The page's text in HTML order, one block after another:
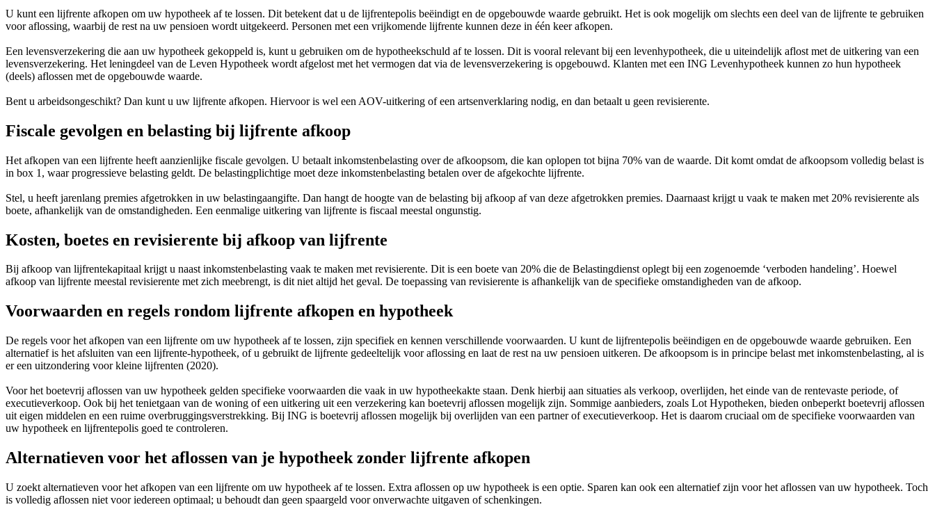
U kunt een lijfrente afkopen om uw hypotheek af te lossen. Dit betekent dat u de lijfrentepolis beëindigt en de opgebouwde waarde gebruikt. Het is ook mogelijk om slechts een deel van de lijfrente te gebruiken
voor aflossing, waarbij de rest na uw pensioen wordt uitgekeerd. Personen met een vrijkomende lijfrente kunnen deze in één keer afkopen.
Een levensverzekering die aan uw hypotheek gekoppeld is, kunt u gebruiken om de hypotheekschuld af te lossen. Dit is vooral relevant bij een levenhypotheek, die u uiteindelijk aflost met de uitkering van een
levensverzekering. Het leningdeel van de Leven Hypotheek wordt afgelost met het vermogen dat via de levensverzekering is opgebouwd. Klanten met een ING Levenhypotheek kunnen zo hun hypotheek
(deels) aflossen met de opgebouwde waarde.
Bent u arbeidsongeschikt? Dan kunt u uw lijfrente afkopen. Hiervoor is wel een AOV-uitkering of een artsenverklaring nodig, en dan betaalt u geen revisierente.
Fiscale gevolgen en belasting bij lijfrente afkoop
Het afkopen van een lijfrente heeft aanzienlijke fiscale gevolgen. U betaalt inkomstenbelasting over de afkoopsom, die kan oplopen tot bijna 70% van de waarde. Dit komt omdat de afkoopsom volledig belast is
in box 1, waar progressieve belasting geldt. De belastingplichtige moet deze inkomstenbelasting betalen over de afgekochte lijfrente.
Stel, u heeft jarenlang premies afgetrokken in uw belastingaangifte. Dan hangt de hoogte van de belasting bij afkoop af van deze afgetrokken premies. Daarnaast krijgt u vaak te maken met 20% revisierente als
boete, afhankelijk van de omstandigheden. Een eenmalige uitkering van lijfrente is fiscaal meestal ongunstig.
Kosten, boetes en revisierente bij afkoop van lijfrente
Bij afkoop van lijfrentekapitaal krijgt u naast inkomstenbelasting vaak te maken met revisierente. Dit is een boete van 20% die de Belastingdienst oplegt bij een zogenoemde ‘verboden handeling’. Hoewel
afkoop van lijfrente meestal revisierente met zich meebrengt, is dit niet altijd het geval. De toepassing van revisierente is afhankelijk van de specifieke omstandigheden van de afkoop.
Voorwaarden en regels rondom lijfrente afkopen en hypotheek
De regels voor het afkopen van een lijfrente om uw hypotheek af te lossen, zijn specifiek en kennen verschillende voorwaarden. U kunt de lijfrentepolis beëindigen en de opgebouwde waarde gebruiken. Een
alternatief is het afsluiten van een lijfrente-hypotheek, of u gebruikt de lijfrente gedeeltelijk voor aflossing en laat de rest na uw pensioen uitkeren. De afkoopsom is in principe belast met inkomstenbelasting, al is
er een uitzondering voor kleine lijfrenten (2020).
Voor het boetevrij aflossen van uw hypotheek gelden specifieke voorwaarden die vaak in uw hypotheekakte staan. Denk hierbij aan situaties als verkoop, overlijden, het einde van de rentevaste periode, of
executieverkoop. Ook bij het tenietgaan van de woning of een uitkering uit een verzekering kan boetevrij aflossen mogelijk zijn. Sommige aanbieders, zoals Lot Hypotheken, bieden onbeperkt boetevrij aflossen
uit eigen middelen en een ruime overbruggingsverstrekking. Bij ING is boetevrij aflossen mogelijk bij overlijden van een partner of executieverkoop. Het is daarom cruciaal om de specifieke voorwaarden van
uw hypotheek en lijfrentepolis goed te controleren.
Alternatieven voor het aflossen van je hypotheek zonder lijfrente afkopen
U zoekt alternatieven voor het afkopen van een lijfrente om uw hypotheek af te lossen. Extra aflossen op uw hypotheek is een optie. Sparen kan ook een alternatief zijn voor het aflossen van uw hypotheek. Toch
is volledig aflossen niet voor iedereen optimaal; u behoudt dan geen spaargeld voor onverwachte uitgaven of schenkingen.